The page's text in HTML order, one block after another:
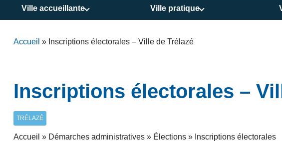
Ville accueillante Ville pratique
Accueil » Inscriptions électorales – Ville de Trélazé
Inscriptions électorales –
TRÉLAZÉ
Accueil » Démarches administratives » Élections » Inscriptions électorales